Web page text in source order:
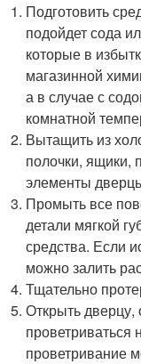
Подготовить
подойдет сода
которые в
магазинной
а в случае с
комнатной
Вытащить из
полочки, ящики,
элементы
Промыть все
детали мягкой
средства. Если
можно залить
Тщательно
Открыть дверцу,
проветриваться
проветривание